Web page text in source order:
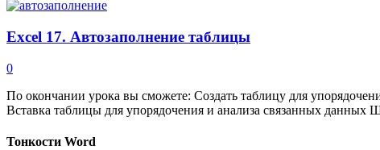
Excel 17. Автозаполнение таблицы
0
По окончании урока вы сможете: Создать таблицу для
Вставка таблицы для упорядочения и анализа связанных данных
Тонкости Word